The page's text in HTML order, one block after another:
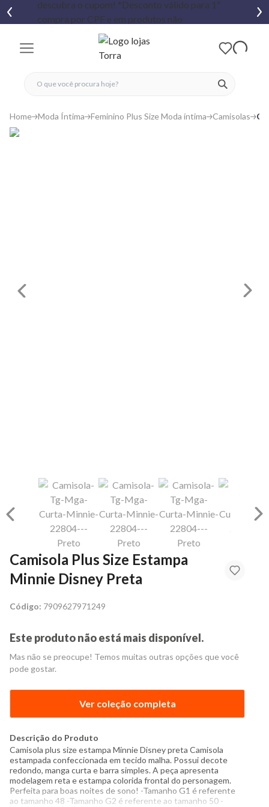
ver
fechar menu
fechar menu
favoritos
Home Moda Íntima Feminino Plus Size Moda íntima Camisolas
Camisola Plus Size Estampa
Minnie Disney Preta
Código: 7909627971249
Este produto não está mais disponível.
Mas não se preocupe! Temos muitas outras opções que você
pode gostar.
Ver coleção completa
Descrição do Produto
Camisola plus size estampa Minnie Disney preta Camisola
estampada confeccionada em tecido malha. Possui decote
redondo, manga curta e barra simples. A peça apresenta
modelagem reta e estampa colorida frontal do personagem.
Perfeita para boas noites de sono! -Tamanho G1 é referente
ao tamanho 48 -Tamanho G2 é referente ao tamanho 50 -